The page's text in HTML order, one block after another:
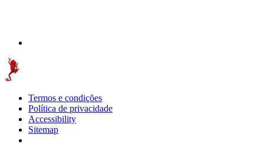
Termos e condições
Política de privacidade
Accessibility
Sitemap